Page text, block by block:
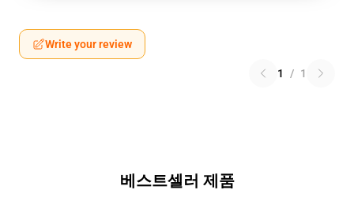
Write your review
1 / 1
베스트셀러 제품